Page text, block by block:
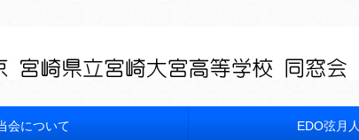
会について EDO弦月人